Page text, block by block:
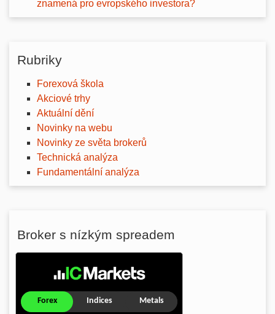
znamená pro evropského investora?
Rubriky
Forexová škola
Akciové trhy
Aktuální dění
Novinky na webu
Novinky ze světa brokerů
Technická analýza
Fundamentální analýza
Broker s nízkým spreadem